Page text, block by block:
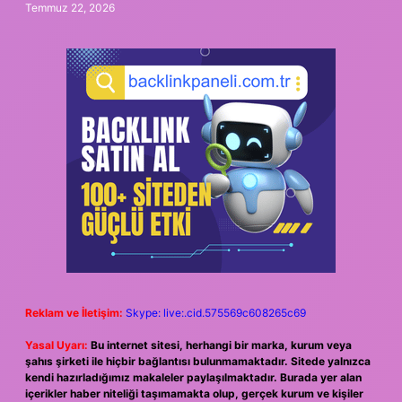
Temmuz 22, 2026
Reklam ve İletişim: Skype: live:.cid.575569c608265c69
Yasal Uyarı: Bu internet sitesi, herhangi bir marka, kurum veya
şahıs şirketi ile hiçbir bağlantısı bulunmamaktadır. Sitede yalnızca
kendi hazırladığımız makaleler paylaşılmaktadır. Burada yer alan
içerikler haber niteliği taşımamakta olup, gerçek kurum ve kişiler